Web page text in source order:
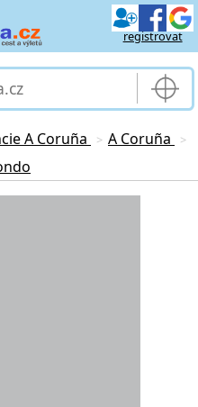
registrovat
A Coruña > A Coruña >